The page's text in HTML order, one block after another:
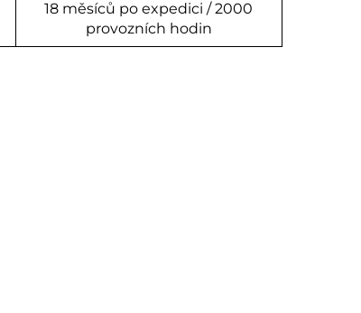
18 měsíců po expedici / 2000
provozních hodin